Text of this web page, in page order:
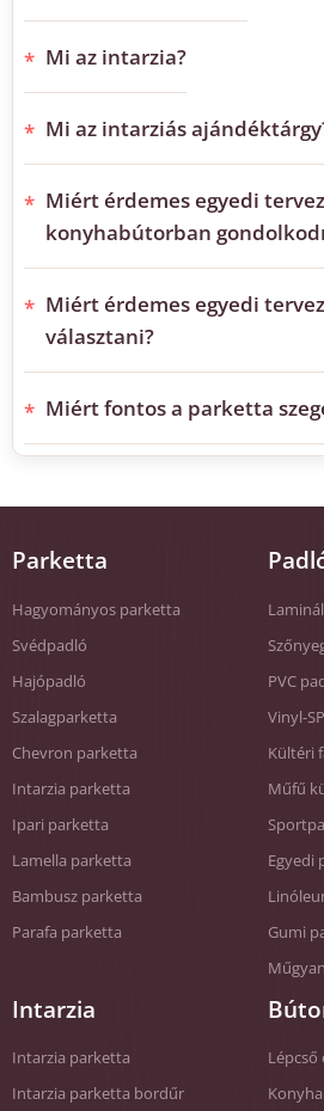
Mi az intarzia?
Mi az intarziás
Miért érdemes egyedi
konyhabútorban
Miért érdemes egyedi
választani?
Miért fontos a parketta
Parketta
Hagyományos parketta
Svédpadló
Hajópadló
Szalagparketta
Chevron parketta
Intarzia parketta
Ipari parketta
Lamella parketta
Bambusz parketta
Parafa parketta
PVC
Vinyl-
Kültéri
Műfű
Egyedi
Gumi
Intarzia
Intarzia parketta
Intarzia parketta bordűr
Lépcső